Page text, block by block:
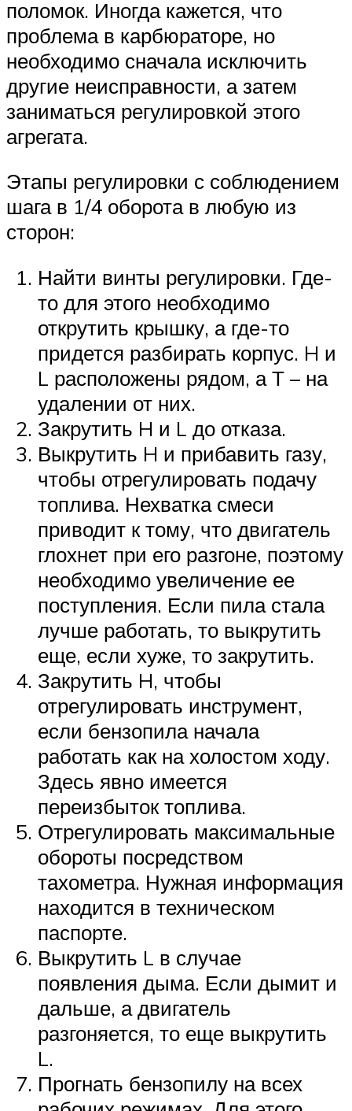
поломок. Иногда кажется, что
проблема в карбюраторе, но
необходимо сначала исключить
другие неисправности, а затем
заниматься регулировкой этого
агрегата.
Этапы регулировки с соблюдением
шага в 1/4 оборота в любую из
сторон:
Найти винты регулировки. Где-
то для этого необходимо
открутить крышку, а где-то
придется разбирать корпус. H и
L расположены рядом, а Т – на
удалении от них.
Закрутить H и L до отказа.
Выкрутить H и прибавить газу,
чтобы отрегулировать подачу
топлива. Нехватка смеси
приводит к тому, что двигатель
глохнет при его разгоне, поэтому
необходимо увеличение ее
поступления. Если пила стала
лучше работать, то выкрутить
еще, если хуже, то закрутить.
Закрутить H, чтобы
отрегулировать инструмент,
если бензопила начала
работать как на холостом ходу.
Здесь явно имеется
переизбыток топлива.
Отрегулировать максимальные
обороты посредством
тахометра. Нужная информация
находится в техническом
паспорте.
Выкрутить L в случае
появления дыма. Если дымит и
дальше, а двигатель
разгоняется, то еще выкрутить
L.
Прогнать бензопилу на всех